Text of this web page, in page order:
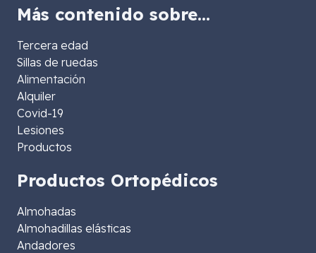
Más contenido sobre…
Tercera edad
Sillas de ruedas
Alimentación
Alquiler
Covid-19
Lesiones
Productos
Productos Ortopédicos
Almohadas
Almohadillas elásticas
Andadores